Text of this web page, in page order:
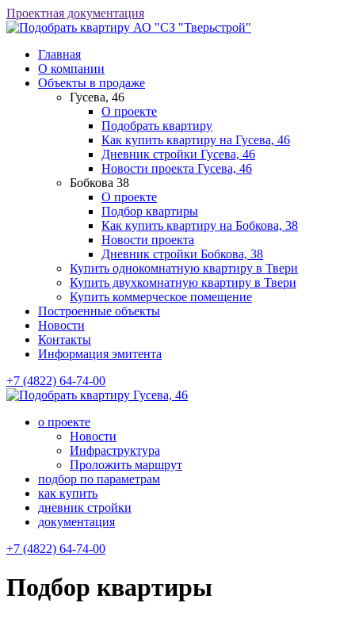
Проектная документация
АО "СЗ "Тверьстрой"
Главная
О компании
Объекты в продаже
Гусева, 46
О проекте
Подобрать квартиру
Как купить квартиру на Гусева, 46
Дневник стройки Гусева, 46
Новости проекта Гусева, 46
Бобкова 38
О проекте
Подбор квартиры
Как купить квартиру на Бобкова, 38
Новости проекта
Дневник стройки Бобкова, 38
Купить однокомнатную квартиру в Твери
Купить двухкомнатную квартиру в Твери
Купить коммерческое помещение
Построенные объекты
Новости
Контакты
Информация эмитента
+7 (4822) 64-74-00
Гусева, 46
о проекте
Новости
Инфраструктура
Проложить маршрут
подбор по параметрам
как купить
дневник стройки
документация
+7 (4822) 64-74-00
Подбор квартиры